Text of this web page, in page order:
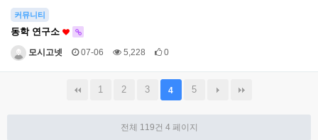
커뮤니티
동학 연구소
모시고넷 07-06 5,228 0
1 2 3 4 5
전체 119건 4 페이지